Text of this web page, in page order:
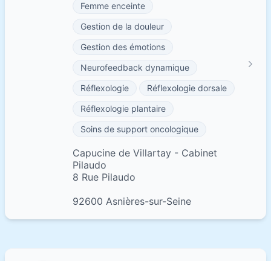
Femme enceinte
Gestion de la douleur
Gestion des émotions
Neurofeedback dynamique
Réflexologie
Réflexologie dorsale
Réflexologie plantaire
Soins de support oncologique
Capucine de Villartay - Cabinet
Pilaudo
8 Rue Pilaudo
92600 Asnières-sur-Seine